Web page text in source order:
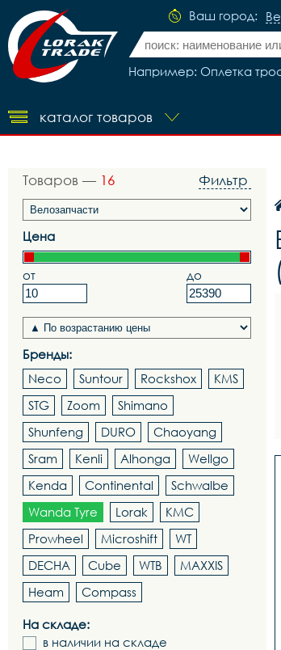
Ваш город:
Например: Оплетка
каталог товаров
Товаров — 16 Фильтр
Цена
от до
Бренды:
Neco
Suntour Rockshox
KMS
STG
Zoom
Shimano
Shunfeng
DURO
Chaoyang
Sram
Kenli Alhonga
Wellgo
Kenda
Continental
Schwalbe
Wanda Tyre
Lorak
KMC
Prowheel
Microshift
WT
DECHA
Cube WTB
MAXXIS
Heam
Compass
На складе:
в наличии на складе